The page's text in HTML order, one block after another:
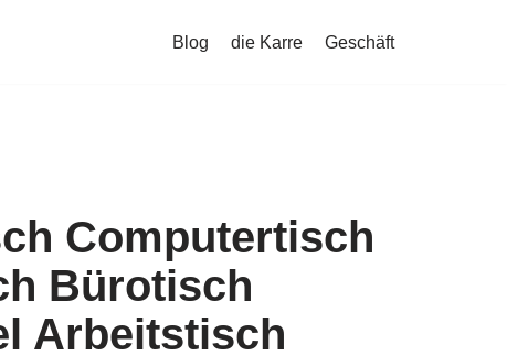
Blog die Karre Geschäft
Computertisch
Bürotisch
Arbeitstisch